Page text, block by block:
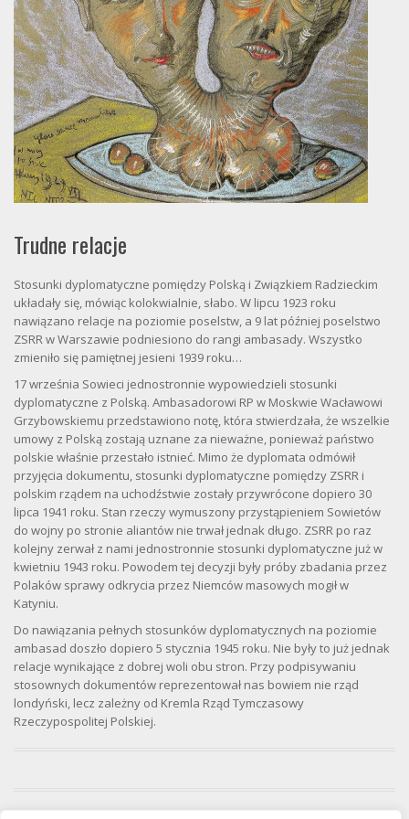
Trudne relacje
Stosunki dyplomatyczne pomiędzy Polską i Związkiem Radzieckim
układały się, mówiąc kolokwialnie, słabo. W lipcu 1923 roku
nawiązano relacje na poziomie poselstw, a 9 lat później poselstwo
ZSRR w Warszawie podniesiono do rangi ambasady. Wszystko
zmieniło się pamiętnej jesieni 1939 roku…
17 września Sowieci jednostronnie wypowiedzieli stosunki
dyplomatyczne z Polską. Ambasadorowi RP w Moskwie Wacławowi
Grzybowskiemu przedstawiono notę, która stwierdzała, że wszelkie
umowy z Polską zostają uznane za nieważne, ponieważ państwo
polskie właśnie przestało istnieć. Mimo że dyplomata odmówił
przyjęcia dokumentu, stosunki dyplomatyczne pomiędzy ZSRR i
polskim rządem na uchodźstwie zostały przywrócone dopiero 30
lipca 1941 roku. Stan rzeczy wymuszony przystąpieniem Sowietów
do wojny po stronie aliantów nie trwał jednak długo. ZSRR po raz
kolejny zerwał z nami jednostronnie stosunki dyplomatyczne już w
kwietniu 1943 roku. Powodem tej decyzji były próby zbadania przez
Polaków sprawy odkrycia przez Niemców masowych mogił w
Katyniu.
Do nawiązania pełnych stosunków dyplomatycznych na poziomie
ambasad doszło dopiero 5 stycznia 1945 roku. Nie były to już jednak
relacje wynikające z dobrej woli obu stron. Przy podpisywaniu
stosownych dokumentów reprezentował nas bowiem nie rząd
londyński, lecz zależny od Kremla Rząd Tymczasowy
Rzeczypospolitej Polskiej.